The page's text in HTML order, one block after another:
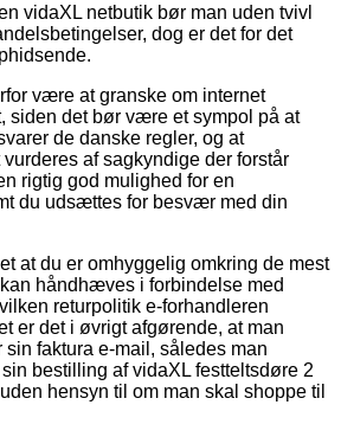
vidaXL netbutik bør man uden tvivl
dog er det for det
være at granske om internet
siden det bør være et sympol på at
de danske regler, og at
af sagkyndige der forstår
rigtig god mulighed for en
du udsættes for besvær med din
at du er omhyggelig omkring de mest
håndhæves i forbindelse med
returpolitik e-forhandleren
er det i øvrigt afgørende, at man
sin faktura e-mail, således man
bestilling af vidaXL festteltsdøre 2
hensyn til om man skal shoppe til